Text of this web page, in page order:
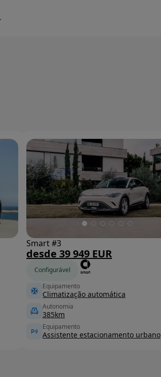
Smart #3
desde 39 949 EUR
Configurável
Equipamento
Climatização automática
Autonomia
385km
Equipamento
Assistente estacionamento urbano